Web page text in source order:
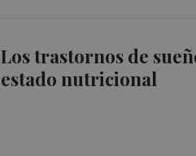
Los trastornos de
estado nutricional